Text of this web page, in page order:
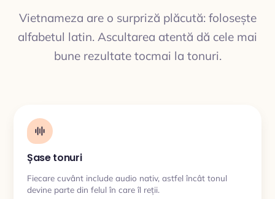
TRADUCERE
Vietnameza are o surpriză plăcută: folosește
alfabetul latin. Ascultarea atentă dă cele mai
bune rezultate tocmai la tonuri.
Șase tonuri
Fiecare cuvânt include audio nativ, astfel încât tonul
devine parte din felul în care îl reții.